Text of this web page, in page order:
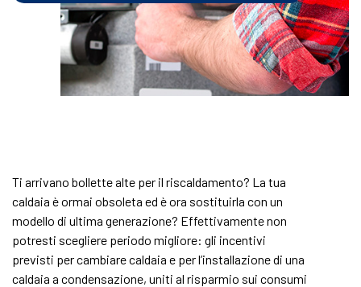
Ti arrivano bollette alte per il riscaldamento? La tua
caldaia è ormai obsoleta ed è ora sostituirla con un
modello di ultima generazione? Effettivamente non
potresti scegliere periodo migliore: gli incentivi
previsti per cambiare caldaia e per l’installazione di una
caldaia a condensazione, uniti al risparmio sui consumi